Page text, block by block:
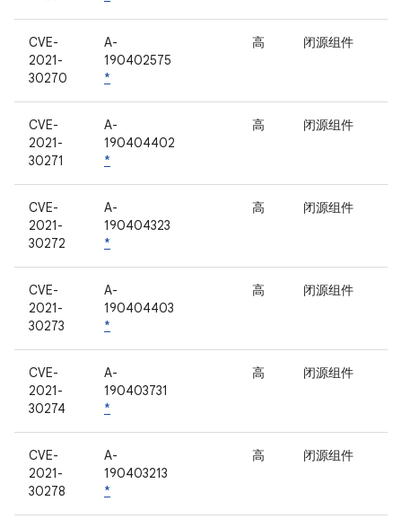
CVE-
2021-
30270
A-
190402575
*
高 闭源组件
CVE-
2021-
30271
A-
190404402
*
高 闭源组件
CVE-
2021-
30272
A-
190404323
*
高 闭源组件
CVE-
2021-
30273
A-
190404403
*
高 闭源组件
CVE-
2021-
30274
A-
190403731
*
高 闭源组件
CVE-
2021-
30278
A-
190403213
*
高 闭源组件